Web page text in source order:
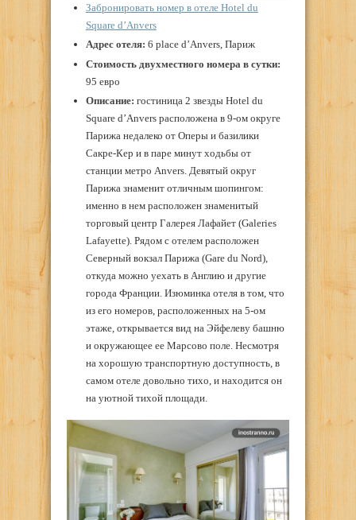
Забронировать номер в отеле Hotel du
Square d’Anvers
Адрес отеля: 6 place d’Anvers, Париж
Стоимость двухместного номера в сутки:
95 евро
Описание: гостиница 2 звезды Hotel du
Square d’Anvers расположена в 9-ом округе
Парижа недалеко от Оперы и базилики
Сакре-Кер и в паре минут ходьбы от
станции метро Anvers. Девятый округ
Парижа знаменит отличным шопингом:
именно в нем расположен знаменитый
торговый центр Галерея Лафайет (Galeries
Lafayette). Рядом с отелем расположен
Северный вокзал Парижа (Gare du Nord),
откуда можно уехать в Англию и другие
города Франции. Изюминка отеля в том, что
из его номеров, расположенных на 5-ом
этаже, открывается вид на Эйфелеву башню
и окружающее ее Марсово поле. Несмотря
на хорошую транспортную доступность, в
самом отеле довольно тихо, и находится он
на уютной тихой площади.